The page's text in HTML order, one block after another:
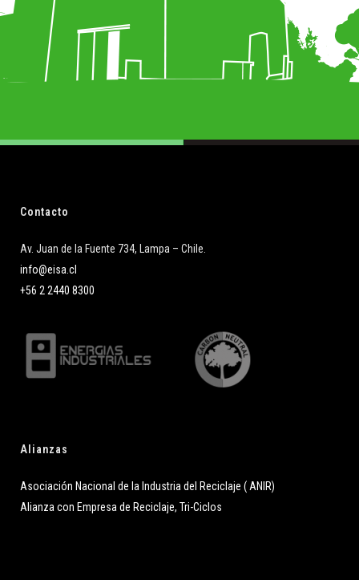
Contacto
Av. Juan de la Fuente 734, Lampa – Chile.
info@eisa.cl
+56 2 2440 8300
Alianzas
Asociación Nacional de la Industria del Reciclaje ( ANIR)
Alianza con Empresa de Reciclaje, Tri-Ciclos